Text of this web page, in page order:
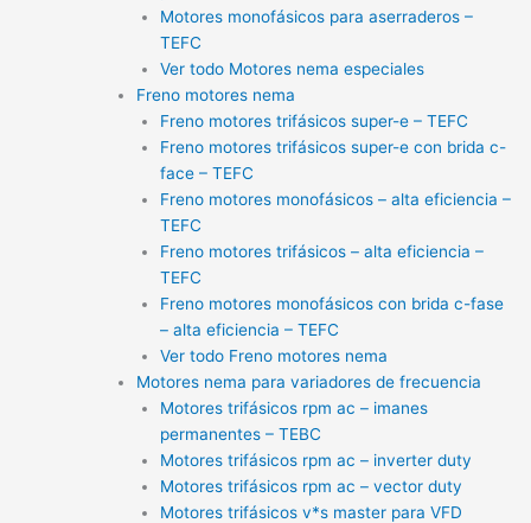
Motores monofásicos para aserraderos –
TEFC
Ver todo Motores nema especiales
Freno motores nema
Freno motores trifásicos super-e – TEFC
Freno motores trifásicos super-e con brida c-
face – TEFC
Freno motores monofásicos – alta eficiencia –
TEFC
Freno motores trifásicos – alta eficiencia –
TEFC
Freno motores monofásicos con brida c-fase
– alta eficiencia – TEFC
Ver todo Freno motores nema
Motores nema para variadores de frecuencia
Motores trifásicos rpm ac – imanes
permanentes – TEBC
Motores trifásicos rpm ac – inverter duty
Motores trifásicos rpm ac – vector duty
Motores trifásicos v*s master para VFD